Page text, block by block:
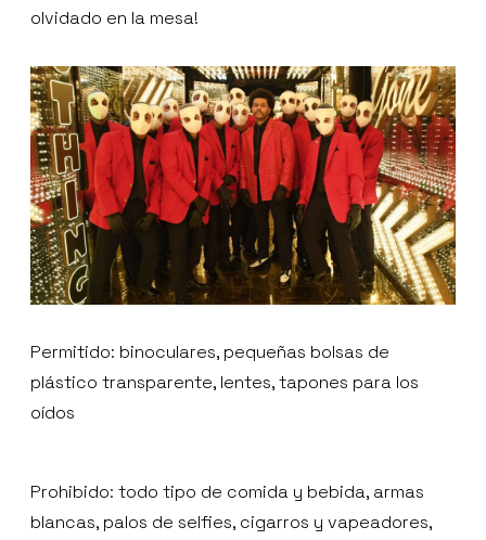
olvidado en la mesa!
Permitido: binoculares, pequeñas bolsas de
plástico transparente, lentes, tapones para los
oídos
Prohibido: todo tipo de comida y bebida, armas
blancas, palos de selfies, cigarros y vapeadores,